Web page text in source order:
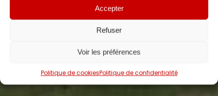
Accepter
Refuser
Voir les préférences
Politique de cookiesPolitique de confidentialité